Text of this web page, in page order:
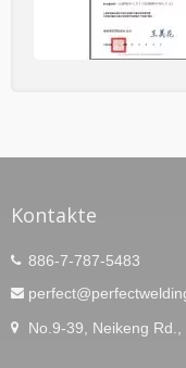
Kontakte
886-7-787-5483
No.9-39, Neikeng